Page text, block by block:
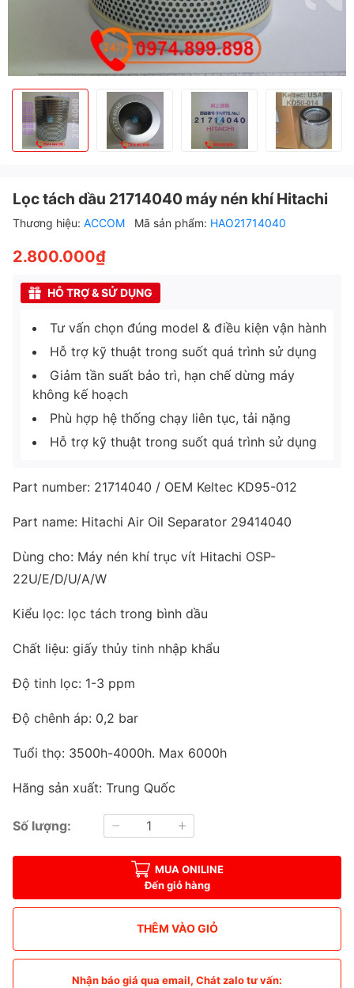
Lọc tách dầu 21714040 máy nén khí Hitachi
Thương hiệu: ACCOM Mã sản phẩm: HAO21714040
2.800.000₫
HỖ TRỢ & SỬ DỤNG
Tư vấn chọn đúng model & điều kiện vận hành
Hỗ trợ kỹ thuật trong suốt quá trình sử dụng
Giảm tần suất bảo trì, hạn chế dừng máy
không kế hoạch
Phù hợp hệ thống chạy liên tục, tải nặng
Hỗ trợ kỹ thuật trong suốt quá trình sử dụng
Part number: 21714040 / OEM Keltec KD95-012
Part name: Hitachi Air Oil Separator 29414040
Dùng cho: Máy nén khí trục vít Hitachi OSP-
22U/E/D/U/A/W
Kiểu lọc: lọc tách trong bình dầu
Chất liệu: giấy thủy tinh nhập khẩu
Độ tinh lọc: 1-3 ppm
Độ chênh áp: 0,2 bar
Tuổi thọ: 3500h-4000h. Max 6000h
Hãng sản xuất: Trung Quốc
Số lượng:
MUA ONILINE
Đến giỏ hàng
THÊM VÀO GIỎ
Nhận báo giá qua email, Chát zalo tư vấn: